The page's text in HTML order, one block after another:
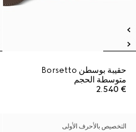
حقيبة بوسطن Borsetto
متوسطة الحجم
€ 2.540
التخصيص بالأحرف الأولى